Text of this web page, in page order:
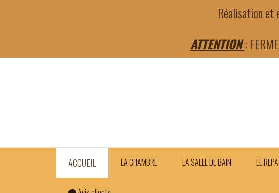
Réalisation et
ATTENTION :
ACCUEIL LA CHAMBRE LA SALLE DE BAIN LE